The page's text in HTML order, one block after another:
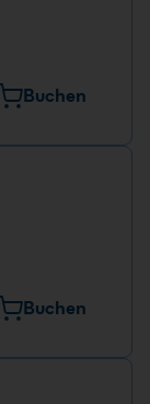
Buchen
Buchen